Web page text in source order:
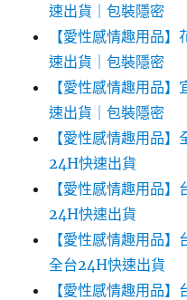
速出貨｜包裝隱密
【愛性感情趣用品
速出貨｜包裝隱密
【愛性感情趣用品
速出貨｜包裝隱密
【愛性感情趣用品
24H快速出貨
【愛性感情趣用品】
24H快速出貨
【愛性感情趣用品】
全台24H快速出貨
【愛性感情趣用品】